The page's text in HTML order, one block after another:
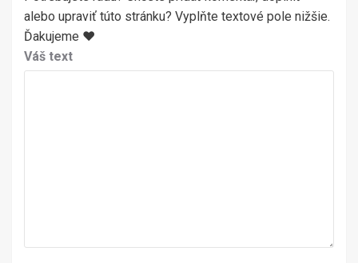
alebo upraviť túto stránku? Vyplňte textové pole nižšie.
Ďakujeme ♥
Váš text